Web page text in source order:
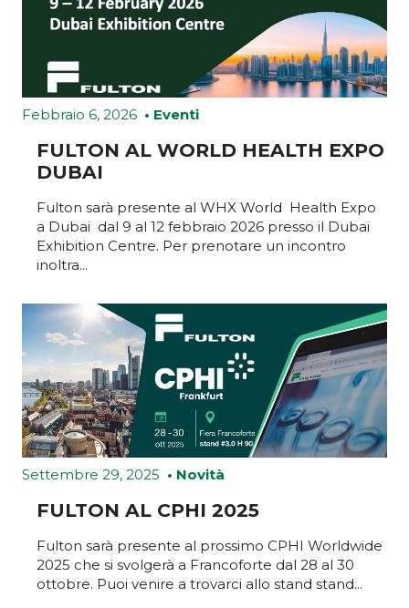
Febbraio 6, 2026 • Eventi
FULTON AL WORLD HEALTH EXPO
DUBAI
Fulton sarà presente al WHX World Health Expo
a Dubai dal 9 al 12 febbraio 2026 presso il Dubai
Exhibition Centre. Per prenotare un incontro
inoltra...
Settembre 29, 2025 • Novità
FULTON AL CPHI 2025
Fulton sarà presente al prossimo CPHI Worldwide
2025 che si svolgerà a Francoforte dal 28 al 30
ottobre. Puoi venire a trovarci allo stand stand...